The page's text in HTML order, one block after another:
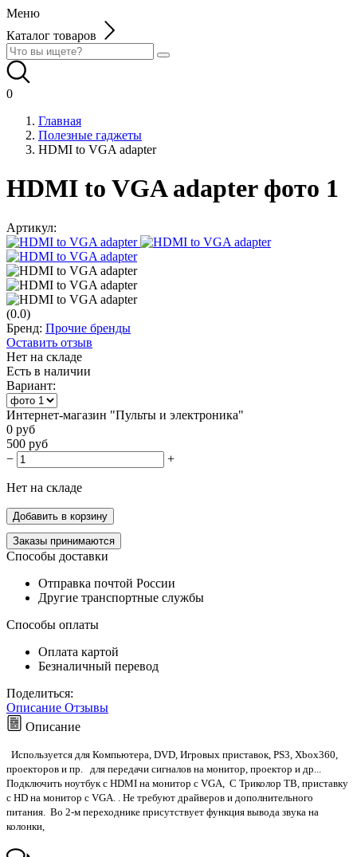
Меню
Каталог товаров
0
Главная
Полезные гаджеты
HDMI to VGA adapter
HDMI to VGA adapter фото 1
Артикул:
(0.0)
Бренд: Прочие бренды
Оставить отзыв
Нет на складе
Есть в наличии
Вариант:
Интернет-магазин "Пульты и электроника"
0 руб
500 руб
−
+
Нет на складе
Добавить в корзину
Заказы принимаются
Способы доставки
Отправка почтой России
Другие транспортные службы
Способы оплаты
Оплата картой
Безналичный перевод
Поделиться:
Описание Отзывы
Описание
Используется для Компьютера, DVD, Игровых приставок, PS3, Xbox360,
проекторов и пр. для передачи сигналов на монитор, проектор и др...
Подключить ноутбук с HDMI на монитор с VGA, С Триколор ТВ, приставку
с HD на монитор c VGA. . Не требуют драйверов и дополнительного
питания. Во 2-м переходнике присутствует функция вывода звука на
колонки,